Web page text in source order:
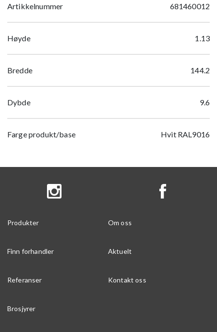
Artikkelnummer 681460012
Høyde 1.13
Bredde 144.2
Dybde 9.6
Farge produkt/base Hvit RAL9016
Produkter Om oss
Finn forhandler Aktuelt
Referanser Kontakt oss
Brosjyrer